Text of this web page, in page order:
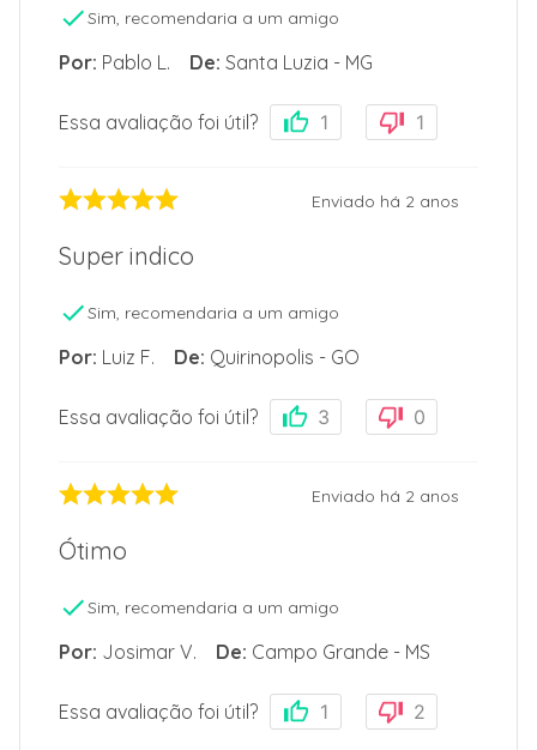
Sim, recomendaria a um amigo
Por: Pablo L. De: Santa Luzia - MG
Essa avaliação foi útil? 1 1
Enviado há 2 anos
Super indico
Sim, recomendaria a um amigo
Por: Luiz F. De: Quirinopolis - GO
Essa avaliação foi útil? 3 0
Enviado há 2 anos
Ótimo
Sim, recomendaria a um amigo
Por: Josimar V. De: Campo Grande - MS
Essa avaliação foi útil? 1 2